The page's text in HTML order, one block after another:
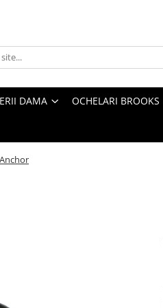
DAMA OCHELARI BROOKS